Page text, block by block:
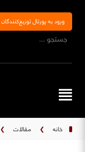
ورود به پورتال توزیع‌کنندگان
خانه ❯ مقالات ❯